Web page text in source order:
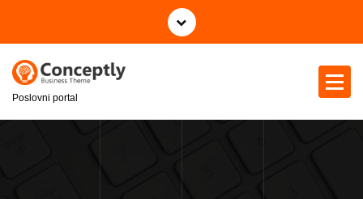
i
Poslovni portal